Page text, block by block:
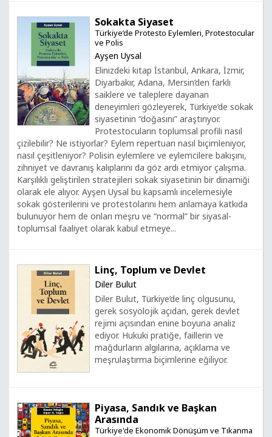
Sokakta Siyaset
Türkiye’de Protesto Eylemleri, Protestocular
ve Polis
Ayşen Uysal
Elinizdeki kitap İstanbul, Ankara, İzmir,
Diyarbakır, Adana, Mersin’den farklı
saiklere ve taleplere dayanan
deneyimleri gözleyerek, Türkiye’de sokak
siyasetinin “doğasını” araştırıyor.
Protestocuların toplumsal profili nasıl
çizilebilir? Ne istiyorlar? Eylem repertuarı nasıl biçimleniyor,
nasıl çeşitleniyor? Polisin eylemlere ve eylemcilere bakışını,
zihniyet ve davranış kalıplarını da göz ardı etmiyor çalışma.
Karşılıklı geliştirilen stratejileri sokak siyasetinin bir dinamiği
olarak ele alıyor. Ayşen Uysal bu kapsamlı incelemesiyle
sokak gösterilerini ve protestolarını hem anlamaya katkıda
bulunuyor hem de onları meşru ve “normal” bir siyasal-
toplumsal faaliyet olarak kabul etmeye...
Linç, Toplum ve Devlet
Diler Bulut
Diler Bulut, Türkiye’de linç olgusunu,
gerek sosyolojik açıdan, gerek devlet
rejimi açısından enine boyuna analiz
ediyor. Hukuki pratiğe, faillerin ve
mağdurların algılarına, açıklama ve
meşrulaştırma biçimlerine eğiliyor.
Piyasa, Sandık ve Başkan
Arasında
Türkiye'de Ekonomik Dönüşüm ve Tıkanma